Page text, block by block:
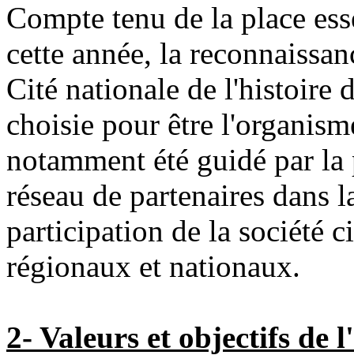
Compte tenu de la place
cette année, la
Cité nationale de l'histoire
choisie pour être
notamment été guidé par
réseau de partenaires dans
participation de la société
régionaux et nationaux.
2- Valeurs et objectifs de